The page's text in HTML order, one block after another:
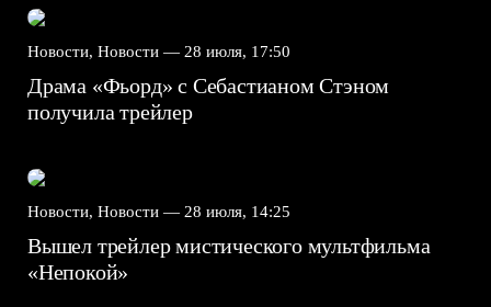
Новости, Новости — 28 июля, 17:50
Драма «Фьорд» с Себастианом Стэном
получила трейлер
Новости, Новости — 28 июля, 14:25
Вышел трейлер мистического мультфильма
«Непокой»